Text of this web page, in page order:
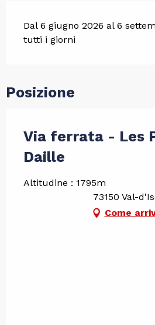
Dal 6 giugno 2026 al 6
tutti i giorni
Posizione
Via ferrata - Les
Daille
Altitudine : 1795m
73150 Val-
Come